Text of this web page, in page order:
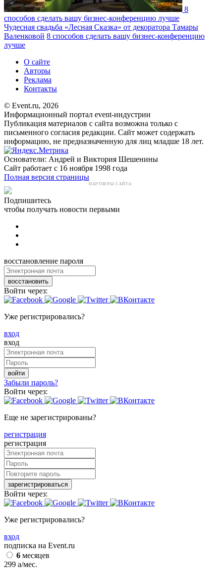
8
способов сделать вашу бизнес-конференцию лучше
Чудесная свадьба «Лесная Сказка» от декоратора Тамары
Валенковой 8 способов сделать вашу бизнес-конференцию
лучше
О сайте
Авторы
Реклама
Контакты
© Event.ru, 2026
Информационный портал event-индустрии
Публикация материалов с сайта возможна только с
письменного согласия редакции. Сайт может содержать
информацию, не предназначенную для лиц младше 18 лет.
Основатели: Андрей и Виктория Шешенины
Сайт работает с 16 ноября 1998 года
Полная версия страницы
ПАРТНЕРЫ САЙТА:
Подпишитесь
чтобы получать новости первыми
восстановление пароля
восстановить
Войти через:
Уже регистрировались?
вход
вход
войти
Забыли пароль?
Войти через:
Еще не зарегистрированы?
регистрация
регистрация
зарегистрироваться
Войти через:
Уже регистрировались?
вход
подписка на Event.ru
6 месяцев
299 a/мес.